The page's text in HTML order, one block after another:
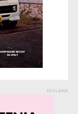
REKLAMA